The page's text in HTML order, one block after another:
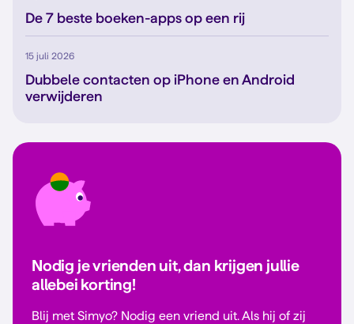
De 7 beste boeken-apps op een rij
15 juli 2026
Dubbele contacten op iPhone en Android
verwijderen
Nodig je vrienden uit, dan krijgen jullie
allebei korting!
Blij met Simyo? Nodig een vriend uit. Als hij of zij